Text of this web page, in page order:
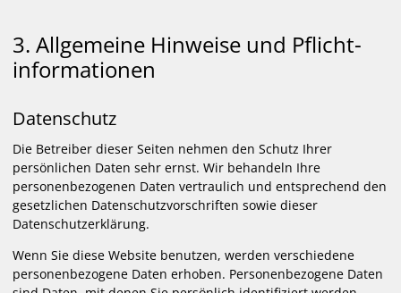
3. Allgemeine Hinweise und Pflicht­
informationen
Datenschutz
Die Betreiber dieser Seiten nehmen den Schutz Ihrer
persönlichen Daten sehr ernst. Wir behandeln Ihre
personenbezogenen Daten vertraulich und entsprechend den
gesetzlichen Datenschutzvorschriften sowie dieser
Datenschutzerklärung.
Wenn Sie diese Website benutzen, werden verschiedene
personenbezogene Daten erhoben. Personenbezogene Daten